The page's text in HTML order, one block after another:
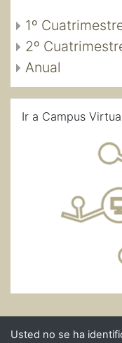
1º
2º
Anual
Ir a Campus
Usted no se ha